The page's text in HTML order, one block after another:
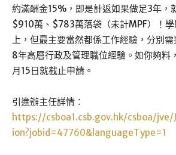
約滿酬金15%，即是計返如果做足3年，
$910萬、$783萬落袋（未計MPF）！
上，但最主要當然都係工作經驗，分別
8年高層行政及管理職位經驗。如你夠料
月15日就截止申請。
引進辦主任詳情：
https://csboa1.csb.gov.hk/csboa/
ion?jobid=47760&languageType=1